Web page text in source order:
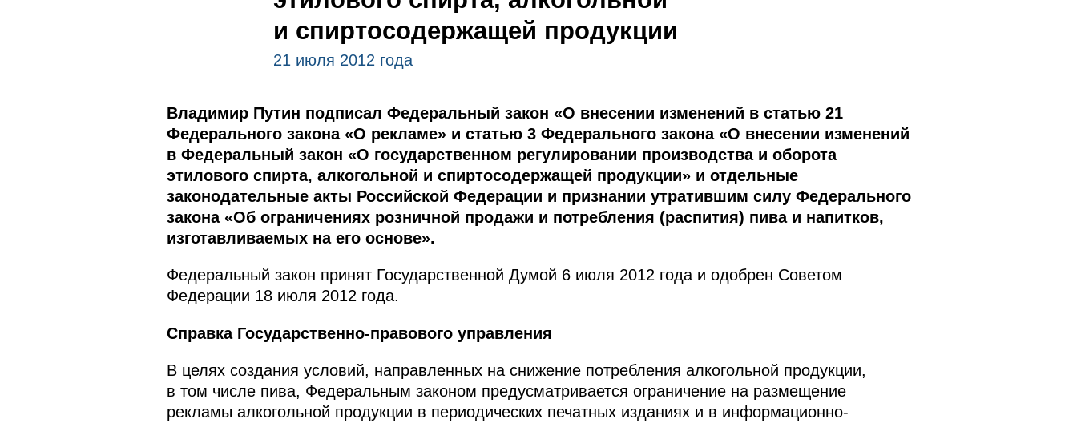
и спиртосодержащей продукции
21 июля 2012 года
Владимир Путин подписал Федеральный закон «О внесении изменений в статью 21
Федерального закона «О рекламе» и статью 3 Федерального закона «О внесении изменений
в Федеральный закон «О государственном регулировании производства и оборота
этилового спирта, алкогольной и спиртосодержащей продукции» и отдельные
законодательные акты Российской Федерации и признании утратившим силу Федерального
закона «Об ограничениях розничной продажи и потребления (распития) пива и напитков,
изготавливаемых на его основе».
Федеральный закон принят Государственной Думой 6 июля 2012 года и одобрен Советом
Федерации 18 июля 2012 года.
Справка Государственно-правового управления
В целях создания условий, направленных на снижение потребления алкогольной продукции,
в том числе пива, Федеральным законом предусматривается ограничение на размещение
рекламы алкогольной продукции в периодических печатных изданиях и в информационно-